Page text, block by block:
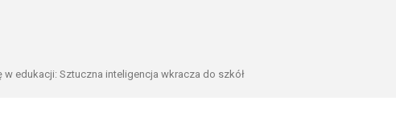
w edukacji: Sztuczna inteligencja wkracza do szkół